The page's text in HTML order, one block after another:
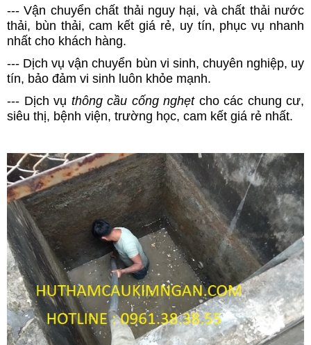
--- Vận chuyển chất thải nguy hại, và chất thải nước
thải, bùn thải, cam kết giá rẻ, uy tín, phục vụ nhanh
nhất cho khách hàng.
--- Dịch vụ vận chuyển bùn vi sinh, chuyên nghiệp, uy
tín, bảo đảm vi sinh luôn khỏe mạnh.
--- Dịch vụ thông cầu cống nghẹtcho các chung cư,
siêu thị, bệnh viện, trường học, cam kết giá rẻ nhất.